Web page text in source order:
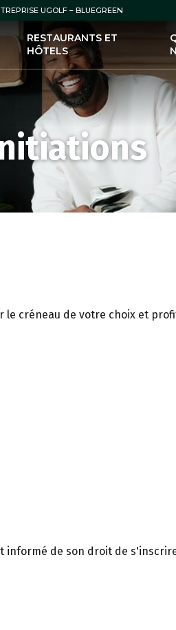
UGOLF – BLUEGREEN
RESTAURANTS ET
HÔTELS
le créneau de votre choix et
informé de son droit de